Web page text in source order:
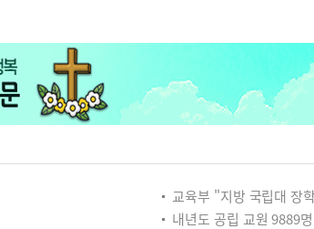
교육부 "지방 국립대 장학금
내년도 공립 교원 9889